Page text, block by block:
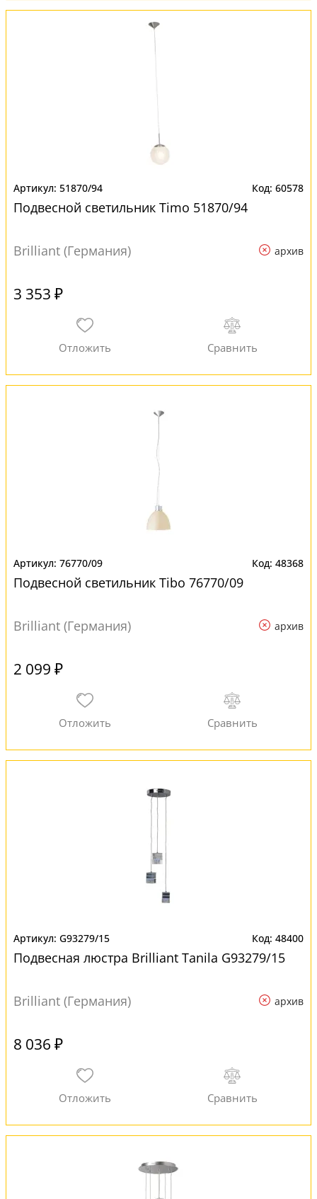
51870/94 60578
Подвесной светильник Timo 51870/94
Brilliant (Германия) архив
3 353 ₽
76770/09 48368
Подвесной светильник Tibo 76770/09
Brilliant (Германия) архив
2 099 ₽
G93279/15 48400
Подвесная люстра Brilliant Tanila G93279/15
Brilliant (Германия) архив
8 036 ₽